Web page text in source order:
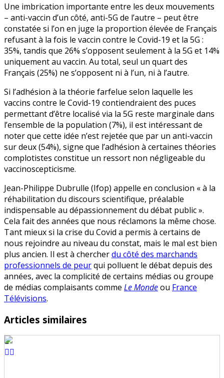
Une imbrication importante entre les deux mouvements
– anti-vaccin d’un côté, anti-5G de l’autre – peut être
constatée si l’on en juge la proportion élevée de Français
refusant à la fois le vaccin contre le Covid-19 et la 5G :
35%, tandis que 26% s’opposent seulement à la 5G et 14%
uniquement au vaccin. Au total, seul un quart des
Français (25%) ne s’opposent ni à l’un, ni à l’autre.
Si l’adhésion à la théorie farfelue selon laquelle les
vaccins contre le Covid-19 contiendraient des puces
permettant d’être localisé via la 5G reste marginale dans
l’ensemble de la population (7%), il est intéressant de
noter que cette idée n’est rejetée que par un anti-vaccin
sur deux (54%), signe que l’adhésion à certaines théories
complotistes constitue un ressort non négligeable du
vaccinoscepticisme.
Jean-Philippe Dubrulle (Ifop) appelle en conclusion « à la
réhabilitation du discours scientifique, préalable
indispensable au dépassionnement du débat public ».
Cela fait des années que nous réclamons la même chose.
Tant mieux si la crise du Covid a permis à certains de
nous rejoindre au niveau du constat, mais le mal est bien
plus ancien. Il est à chercherdu côté des marchands
professionnels de peurqui polluent le débat depuis des
années, avec la complicité de certains médias ou groupe
de médias complaisants comme Le Mondeou France
Télévisions.
Articles similaires